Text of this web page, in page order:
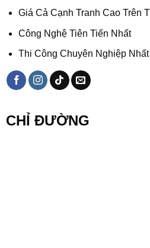
Giá Cả Cạnh Tranh Cao Trên
Công Nghệ Tiên Tiến Nhất
Thi Công Chuyên Nghiệp Nhất
CHỈ ĐƯỜNG